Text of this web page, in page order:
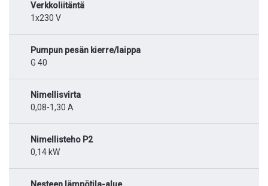
Verkkoliitäntä
1x230 V
Pumpun pesän kierre/laippa
G 40
Nimellisvirta
0,08-1,30 A
Nimellisteho P2
0,14 kW